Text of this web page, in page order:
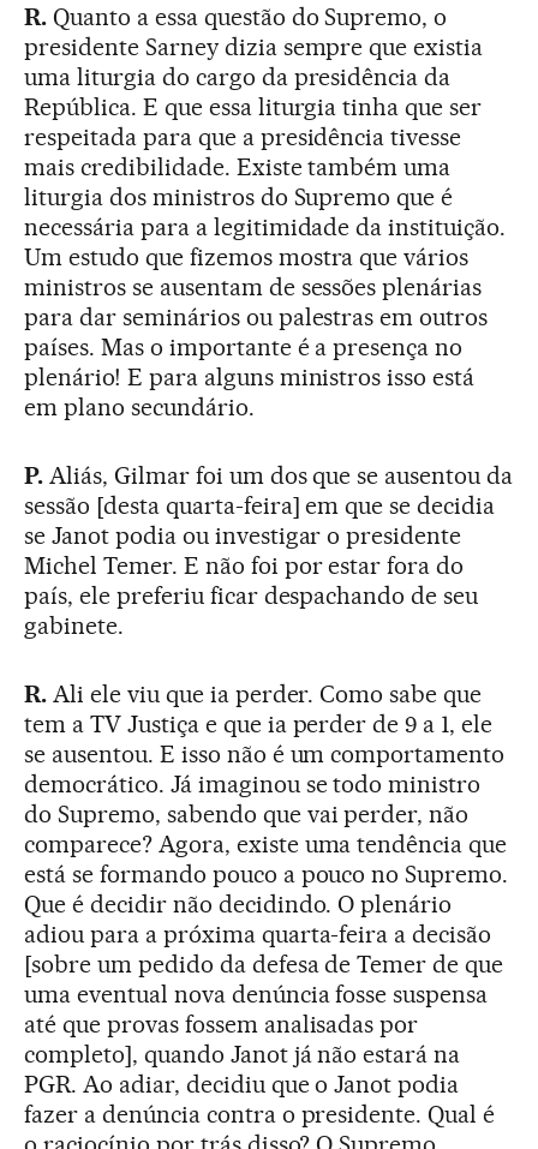
R.Quanto a essa questão do Supremo, o
presidente Sarney dizia sempre que existia
uma liturgia do cargo da presidência da
República. E que essa liturgia tinha que ser
respeitada para que a presidência tivesse
mais credibilidade. Existe também uma
liturgia dos ministros do Supremo que é
necessária para a legitimidade da instituição.
Um estudo que fizemos mostra que vários
ministros se ausentam de sessões plenárias
para dar seminários ou palestras em outros
países. Mas o importante é a presença no
plenário! E para alguns ministros isso está
em plano secundário.
P.Aliás, Gilmar foi um dos que se ausentou da
sessão [desta quarta-feira] em que se decidia
se Janot podia ou investigar o presidente
Michel Temer. E não foi por estar fora do
país, ele preferiu ficar despachando de seu
gabinete.
R.Ali ele viu que ia perder. Como sabe que
tem a TV Justiça e que ia perder de 9 a 1, ele
se ausentou. E isso não é um comportamento
democrático. Já imaginou se todo ministro
do Supremo, sabendo que vai perder, não
comparece? Agora, existe uma tendência que
está se formando pouco a pouco no Supremo.
Que é decidir não decidindo. O plenário
adiou para a próxima quarta-feira a decisão
[sobre um pedido da defesa de Temer de que
uma eventual nova denúncia fosse suspensa
até que provas fossem analisadas por
completo], quando Janot já não estará na
PGR. Ao adiar, decidiu que o Janot podia
fazer a denúncia contra o presidente. Qual é